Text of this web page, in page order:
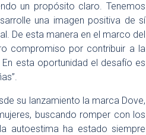
un propósito claro. Tenemos
una imagen positiva de sí
De esta manera en el marco del
compromiso por contribuir a la
esta oportunidad el desafío es
su lanzamiento la marca Dove,
buscando romper con los
autoestima ha estado siempre